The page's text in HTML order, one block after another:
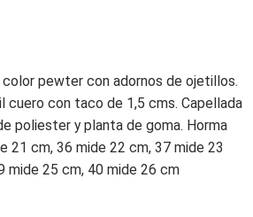
pewter con adornos de ojetillos.
cuero con taco de 1,5 cms. Capellada
poliester y planta de goma. Horma
21 cm, 36 mide 22 cm, 37 mide 23
mide 25 cm, 40 mide 26 cm